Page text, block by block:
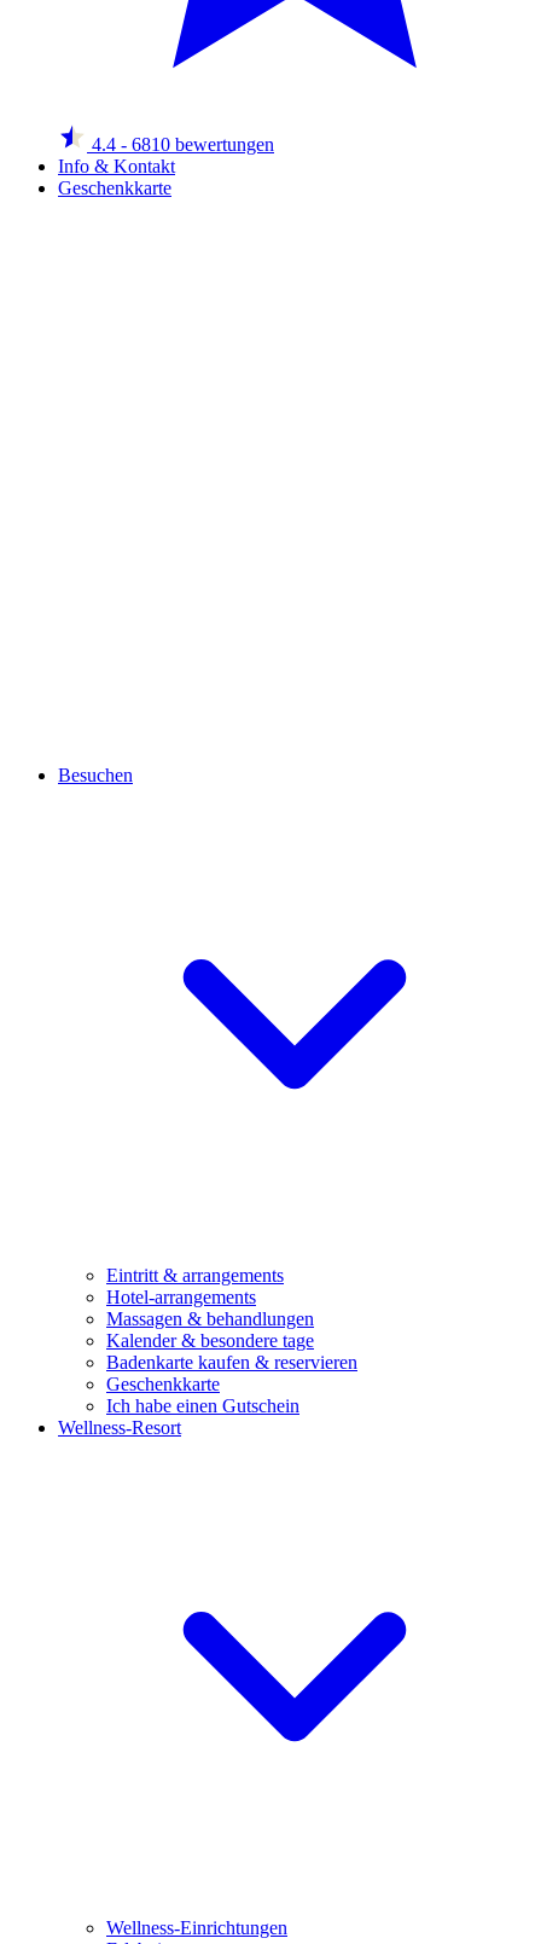
4.4 - 6810 bewertungen
Info & Kontakt
Geschenkkarte
Besuchen
Eintritt & arrangements
Hotel-arrangements
Massagen & behandlungen
Kalender & besondere tage
Badenkarte kaufen & reservieren
Geschenkkarte
Ich habe einen Gutschein
Wellness-Resort
Wellness-Einrichtungen